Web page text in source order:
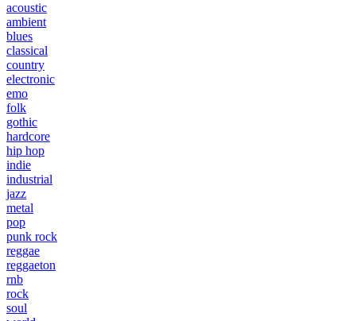
acoustic
ambient
blues
classical
country
electronic
emo
folk
gothic
hardcore
hip hop
indie
industrial
jazz
metal
pop
punk rock
reggae
reggaeton
rnb
rock
soul